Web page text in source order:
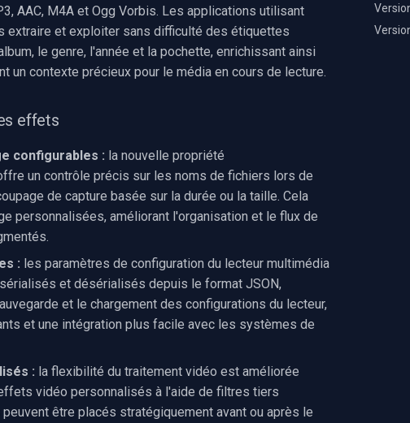
AAC, M4A et Ogg Vorbis. Les applications utilisant
extraire et exploiter sans difficulté des étiquettes
le genre, l'année et la pochette, enrichissant ainsi
un contexte précieux pour le média en cours de lecture.
effets
configurables : la nouvelle propriété
un contrôle précis sur les noms de fichiers lors de
de capture basée sur la durée ou la taille. Cela
personnalisées, améliorant l'organisation et le flux de
: les paramètres de configuration du lecteur multimédia
et désérialisés depuis le format JSON,
et le chargement des configurations du lecteur,
et une intégration plus facile avec les systèmes de
: la flexibilité du traitement vidéo est améliorée
vidéo personnalisés à l'aide de filtres tiers
être placés stratégiquement avant ou après le